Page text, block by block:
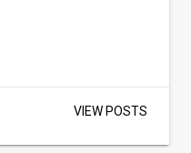
VIEW POSTS